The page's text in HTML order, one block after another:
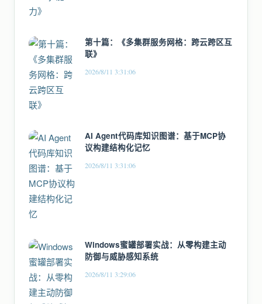
第十篇：《多集群服务网格：跨云跨区互
联》
2026/8/11 3:31:06
AI Agent代码库知识图谱：基于MCP协
议构建结构化记忆
2026/8/11 3:31:06
Windows蜜罐部署实战：从零构建主动
防御与威胁感知系统
2026/8/11 3:29:06